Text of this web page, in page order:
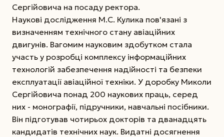
Сергійовича на посаду ректора.
Наукові дослідження М.С. Кулика пов'язані з
визначенням технічного стану авіаційних
двигунів. Вагомим науковим здобутком стала
участь у розробці комплексу інформаційних
технологій забезпечення надійності та безпеки
експлуатації авіаційної техніки. У доробку Миколи
Сергійовича понад 200 наукових праць, серед
них - монографії, підручники, навчальні посібники.
Він підготував чотирьох докторів та дванадцять
кандидатів технічних наук. Видатні досягнення